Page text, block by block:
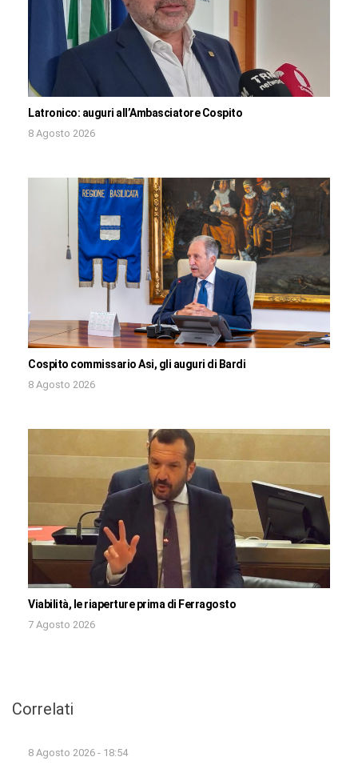
Latronico: auguri all’Ambasciatore Cospito
8 Agosto 2026
Cospito commissario Asi, gli auguri di Bardi
8 Agosto 2026
Viabilità, le riaperture prima di Ferragosto
7 Agosto 2026
Correlati
8 Agosto 2026 - 18:54